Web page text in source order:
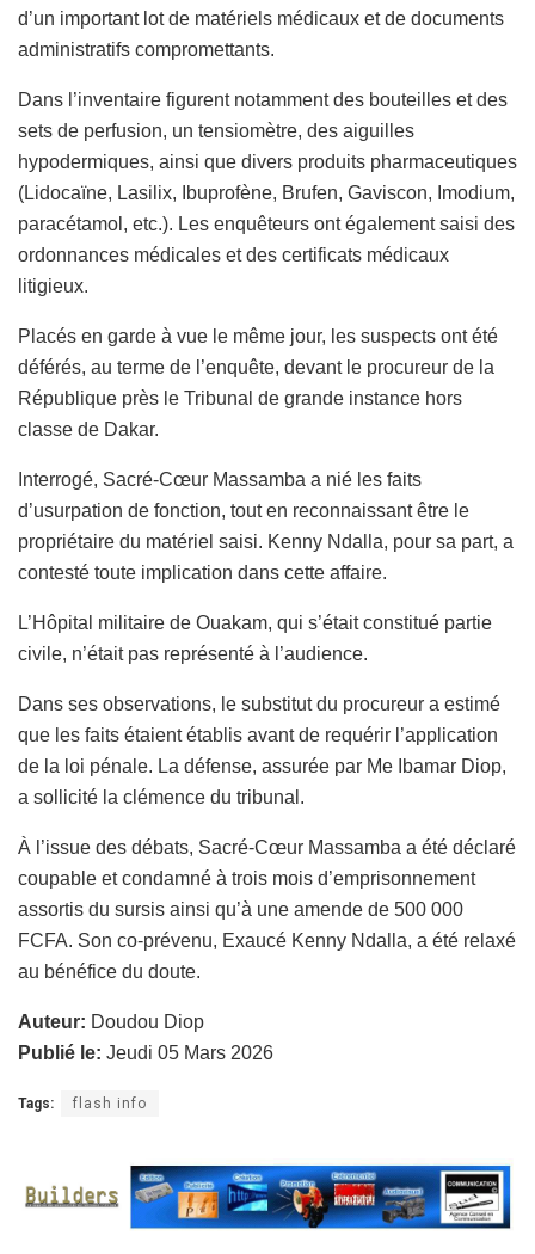
d’un important lot de matériels médicaux et de documents
administratifs compromettants.
Dans l’inventaire figurent notamment des bouteilles et des
sets de perfusion, un tensiomètre, des aiguilles
hypodermiques, ainsi que divers produits pharmaceutiques
(Lidocaïne, Lasilix, Ibuprofène, Brufen, Gaviscon, Imodium,
paracétamol, etc.). Les enquêteurs ont également saisi des
ordonnances médicales et des certificats médicaux
litigieux.
Placés en garde à vue le même jour, les suspects ont été
déférés, au terme de l’enquête, devant le procureur de la
République près le Tribunal de grande instance hors
classe de Dakar.
Interrogé, Sacré-Cœur Massamba a nié les faits
d’usurpation de fonction, tout en reconnaissant être le
propriétaire du matériel saisi. Kenny Ndalla, pour sa part, a
contesté toute implication dans cette affaire.
L’Hôpital militaire de Ouakam, qui s’était constitué partie
civile, n’était pas représenté à l’audience.
Dans ses observations, le substitut du procureur a estimé
que les faits étaient établis avant de requérir l’application
de la loi pénale. La défense, assurée par Me Ibamar Diop,
a sollicité la clémence du tribunal.
À l’issue des débats, Sacré-Cœur Massamba a été déclaré
coupable et condamné à trois mois d’emprisonnement
assortis du sursis ainsi qu’à une amende de 500 000
FCFA. Son co-prévenu, Exaucé Kenny Ndalla, a été relaxé
au bénéfice du doute.
Auteur: Doudou Diop
Publié le: Jeudi 05 Mars 2026
Tags: flash info